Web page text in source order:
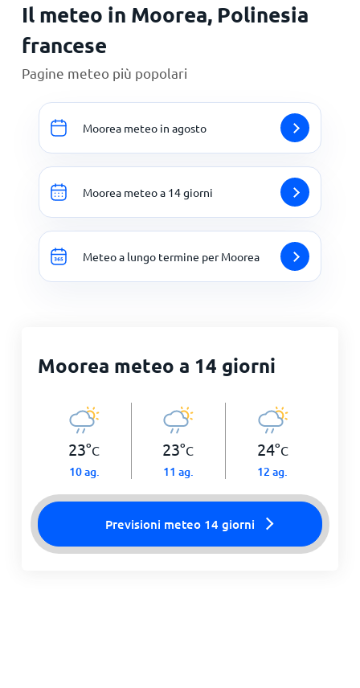
Il meteo in Moorea, Polinesia
francese
Pagine meteo più popolari
Moorea meteo in agosto
Moorea meteo a 14 giorni
Meteo a lungo termine per Moorea
Moorea meteo a 14 giorni
23°C
10 ag.
23°C
11 ag.
24°C
12 ag.
Previsioni meteo 14 giorni